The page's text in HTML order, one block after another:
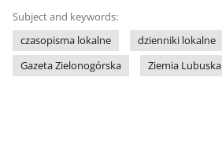
Subject and keywords:
czasopisma lokalne
dzienniki lokalne
Gazeta Zielonogórska
Ziemia Lubuska